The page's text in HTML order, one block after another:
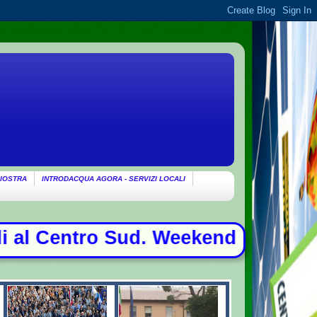
INTRODACQUA AGORA - SERVIZI LOCALI
da bollino nero